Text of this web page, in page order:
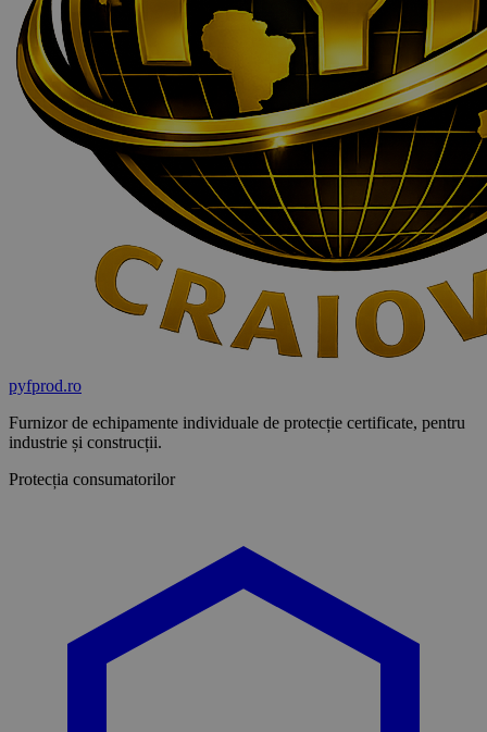
pyfprod.ro
Furnizor de echipamente individuale de protecție certificate, pentru
industrie și construcții.
Protecția consumatorilor